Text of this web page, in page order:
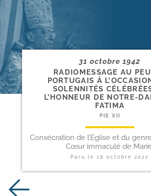
31 octobre 1942
RADIOMESSAGE AU
PORTUGAIS À
SOLENNITÉS
L’HONNEUR DE NOTRE-​
FATIMA
PIE XII
Consécration de l’Eglise et du
Cœur immaculé de
Paru le18 octobre 2022